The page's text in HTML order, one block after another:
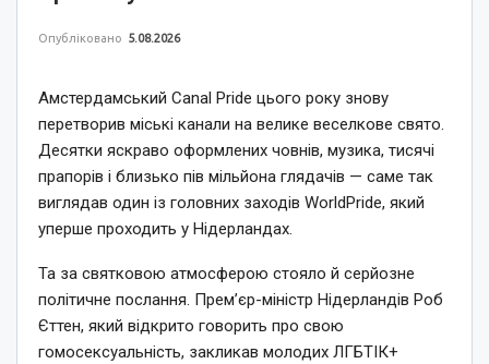
Опубліковано 5.08.2026
Амстердамський Canal Pride цього року знову
перетворив міські канали на велике веселкове свято.
Десятки яскраво оформлених човнів, музика, тисячі
прапорів і близько пів мільйона глядачів — саме так
виглядав один із головних заходів WorldPride, який
уперше проходить у Нідерландах.
Та за святковою атмосферою стояло й серйозне
політичне послання. Прем’єр-міністр Нідерландів Роб
Єттен, який відкрито говорить про свою
гомосексуальність, закликав молодих ЛГБТІК+